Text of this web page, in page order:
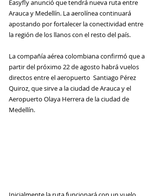
Easyfly anunció que tendrá nueva ruta entre
Arauca y Medellín. La aerolínea continuará
apostando por fortalecer la conectividad entre
la región de los llanos con el resto del país.
La compañía aérea colombiana confirmó que a
partir del próximo 22 de agosto habrá vuelos
directos entre el aeropuerto  Santiago Pérez
Quiroz, que sirve a la ciudad de Arauca y el
Aeropuerto Olaya Herrera de la ciudad de
Medellín.